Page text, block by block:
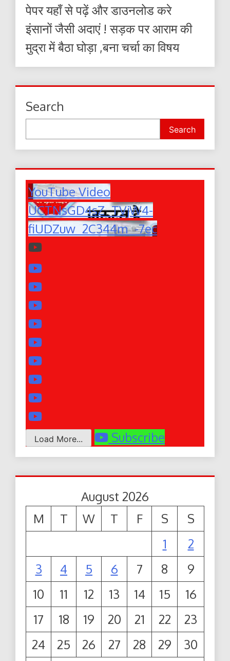
पेपर यहाँ से पढ़ें और डाउनलोड करे
इंसानों जैसी अदाएं ! सड़क पर आराम की
मुद्रा में बैठा घोड़ा ,बना चर्चा का विषय
Search
Search
YouTube Video
UCTNsGD4sZ_TVjW4-
fiUDZuw_2C344m_-7ec
Load More... Subscribe
August 2026
M
T W T F S
S
1
2
3
4 5 6 7 8
9
10
11 12 13 14 15
16
17
18 19 20 21 22
23
24
25 26 27 28 29
30